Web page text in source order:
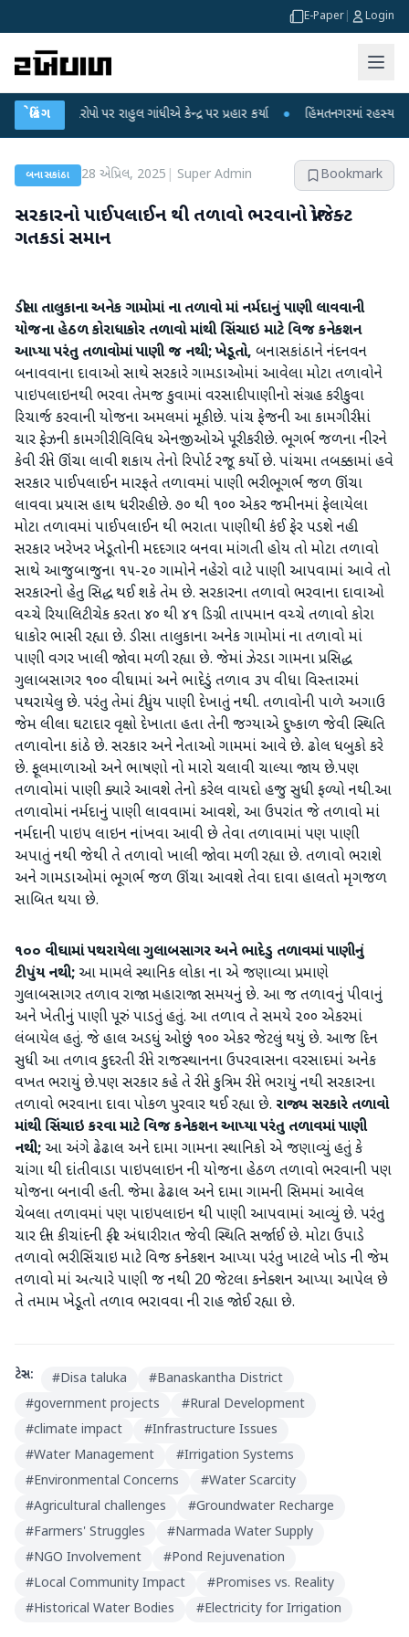
E-Paper Login
બ્રેકિંગ
આરોપો પર રાહુલ ગાંધીએ કેન્દ્ર પર પ્રહાર કર્યા ● હિંમતનગરમાં રહસ્યમય વાયરસ કે
બનાસકાંઠા 28 એપ્રિલ, 2025 Super Admin Bookmark
સરકારનો પાઈપલાઈન થી તળાવો ભરવાનો પ્રોજેક્ટ
ગતકડાં સમાન
ડીસા તાલુકાના અનેક ગામોમાં ના તળાવો માં નર્મદાનું પાણી લાવવાની
યોજના હેઠળ કોરાધાકોર તળાવો‌ માંથી સિંચાઇ માટે વિજ કનેકશન
આપ્યા પરંતુ તળાવોમાં પાણી જ નથી; ખેડૂતો, બનાસકાંઠાને નંદનવન
બનાવવાના દાવાઓ સાથે સરકારે ગામડાઓમાં આવેલા મોટા તળાવોને
પાઇપલાઇનથી ભરવા તેમજ કુવામાં વરસાદી પાણીનો સંગ્રહ કરી કુવા
રિચાર્જ કરવાની યોજના અમલમાં મૂકી છે. પાંચ ફેજની આ કામગીરીમાં
ચાર ફેઝની કામગીરી વિવિધ એનજીઓએ પૂરી કરી છે. ભૂગર્ભ જળના નીરને
કેવી રીતે ઊંચા લાવી શકાય તેનો રિપોર્ટ રજૂ કર્યો છે. પાંચમા તબક્કામાં હવે
સરકાર પાઈપલાઈન મારફતે તળાવમાં પાણી ભરી ભૂગર્ભ જળ ઊંચા
લાવવા પ્રયાસ હાથ ધરી રહી છે. ૭૦ થી ૧૦૦ એકર જમીનમાં ફેલાયેલા
મોટા તળાવમાં પાઈપલાઈન થી ભરાતા પાણીથી કંઈ ફેર પડશે નહી.
સરકાર ખરેખર ખેડૂતોની મદદગાર બનવા માંગતી હોય તો મોટા તળાવો
સાથે આજુબાજુના ૧૫-૨૦ ગામોને નહેરો વાટે પાણી આપવામાં આવે તો
સરકારનો હેતુ સિદ્ધ થઈ શકે તેમ છે. સરકારના તળાવો ભરવાના દાવાઓ
વચ્ચે રિયાલિટી ચેક કરતા ૪૦ થી ૪૧ ડિગ્રી તાપમાન વચ્ચે તળાવો કોરા
ધાકોર ભાસી રહ્યા છે. ડીસા તાલુકાના અનેક ગામોમાં ના તળાવો માં
પાણી વગર ખાલી જોવા મળી રહ્યા છે. જેમાં ઝેરડા ગામના પ્રસિદ્ધ
ગુલાબસાગર ૧૦૦ વીઘામાં અને ભાદેડું તળાવ ૩૫ વીધા વિસ્તારમાં
પથરાયેલુ છે. પરંતુ તેમાં ટીપુંય પાણી દેખાતું નથી. તળાવોની પાળે અગાઉ
જેમ લીલા ઘટાદાર વૃક્ષો દેખાતા હતા તેની જગ્યાએ દુષ્કાળ જેવી સ્થિતિ
તળાવોના કાંઠે છે. સરકાર અને નેતાઓ ગામમાં આવે છે. ઢોલ ધબુકો કરે
છે. ફૂલમાળાઓ અને ભાષણો નો મારો ચલાવી ચાલ્યા જાય છે.પણ
તળાવોમાં પાણી ક્યારે આવશે તેનો કરેલ વાયદો હજુ સુધી ફળ્યો નથી.આ
તળાવોમાં નર્મદાનું પાણી લાવવામાં આવશે, આ ઉપરાંત જે તળાવો માં
નર્મદાની પાઇપ લાઇન નાંખવા આવી છે તેવા તળાવામાં પણ પાણી
અપાતું નથી જેથી તે તળાવો ખાલી જોવા મળી રહ્યા છે. તળાવો ભરાશે
અને ગામડાઓમાં ભૂગર્ભ જળ ઊંચા આવશે તેવા દાવા હાલતો મૃગજળ
સાબિત થયા છે.
૧૦૦ વીઘામાં પથરાયેલા ગુલાબસાગર અને ભાદેડુ તળાવમાં પાણીનું
ટીપુંય નથી; આ મામલે સ્થાનિક લોકા ના એ જણાવ્યા પ્રમાણે
ગુલાબસાગર તળાવ રાજા મહારાજા સમયનું છે. આ જ તળાવનું પીવાનું
અને ખેતીનું પાણી પૂરું પાડતું હતું. આ તળાવ તે સમયે ૨૦૦ એકરમાં
લંબાયેલ હતું. જે હાલ અડધું ઓછું ૧૦૦ એકર જેટલું થયું છે. આજ દિન
સુધી આ તળાવ કુદરતી રીતે રાજસ્થાનના ઉપરવાસના વરસાદમાં અનેક
વખત ભરાયું છે.પણ સરકાર કહે તે રીતે કુત્રિમ રીતે ભરાયું નથી સરકારના
તળાવો ભરવાના દાવા પોકળ પુરવાર થઈ રહ્યા છે. રાજ્ય સરકારે તળાવો
માંથી સિંચાઇ કરવા માટે વિજ કનેકશન આપ્યા પરંતુ તળાવમાં પાણી
નથી; આ અંગે ઢેઢાલ અને દામા ગામના સ્થાનિકો એ જણાવ્યું હતું કે
ચાંગા થી દાંતીવાડા પાઇપલાઇન ની યોજના હેઠળ તળાવો ભરવાની પણ
યોજના બનાવી હતી. જેમા ઢેઢાલ અને દામા ગામની સિમમાં આવેલ
ચેબલા તળાવમાં પણ પાઇપલાઇન થી પાણી આપવામાં આવ્યું છે. પરંતુ
ચાર દીન કી ચાંદની ફીર અંધારી રાત જેવી સ્થિતિ સર્જાઈ છે. મોટા ઉપાડે
તળાવો ભરી સિંચાઇ માટે વિજ કનેકશન આપ્યા પરંતુ ખાટલે ખોડ ની જેમ
તળાવો માં અત્યારે પાણી જ નથી 20 જેટલા કનેક્શન આપ્યા આપેલ છે
તે તમામ ખેડૂતો તળાવ ભરાવવા ની રાહ જોઈ રહ્યા છે.
ટેગ્સ: #Disa taluka #Banaskantha District
#government projects #Rural Development
#climate impact #Infrastructure Issues
#Water Management #Irrigation Systems
#Environmental Concerns #Water Scarcity
#Agricultural challenges #Groundwater Recharge
#Farmers' Struggles #Narmada Water Supply
#NGO Involvement #Pond Rejuvenation
#Local Community Impact #Promises vs. Reality
#Historical Water Bodies #Electricity for Irrigation